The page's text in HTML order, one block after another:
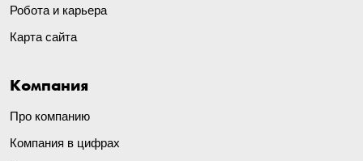
Робота и карьера
Карта сайта
Компания
Про компанию
Компания в цифрах